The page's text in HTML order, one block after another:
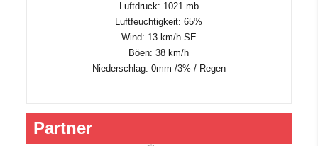
Luftdruck: 1021 mb
Luftfeuchtigkeit: 65%
Wind: 13 km/h SE
Böen: 38 km/h
Niederschlag: 0mm /3% / Regen
Partner